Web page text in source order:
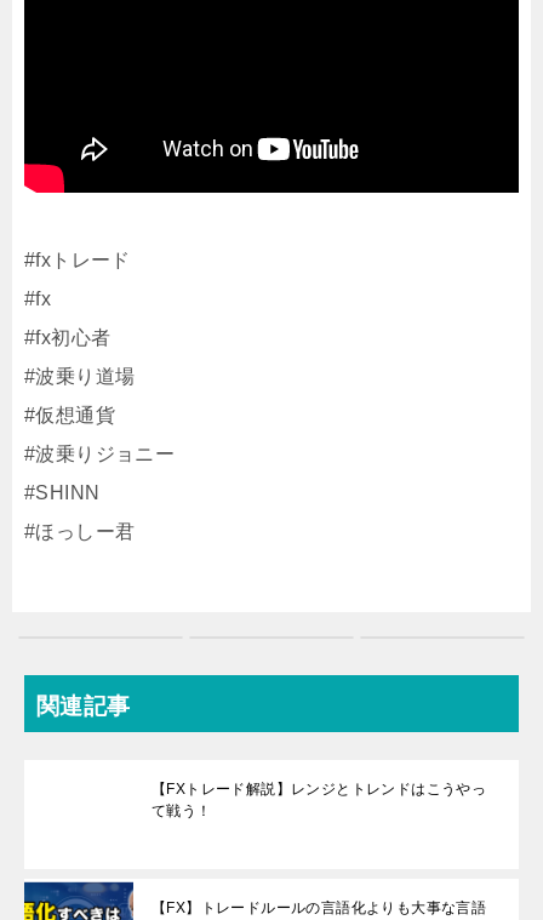
#fxトレード
#fx
#fx初心者
#波乗り道場
#仮想通貨
#波乗りジョニー
#SHINN
#ほっしー君
関連記事
【FXトレード解説】レンジとトレンドはこうやっ
て戦う！
【FX】トレードルールの言語化よりも大事な言語